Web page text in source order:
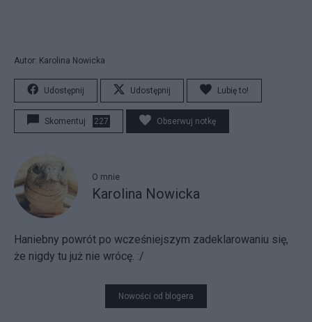
Autor: Karolina Nowicka
Udostępnij Udostępnij Lubię to!
Skomentuj 227 Obserwuj notkę
O mnie
Karolina Nowicka
Haniebny powrót po wcześniejszym zadeklarowaniu się,
że nigdy tu już nie wrócę. :/
Nowości od blogera